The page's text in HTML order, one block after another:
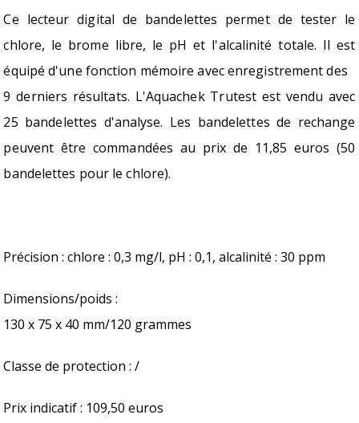
Ce lecteur digital de bandelettes permet de tester le
chlore, le brome libre, le pH et l'alcalinité totale. Il est
équipé d'une fonction mémoire avec enregistrement des
9 derniers résultats. L'Aquachek Trutest est vendu avec
25 bandelettes d'analyse. Les bandelettes de rechange
peuvent être commandées au prix de 11,85 euros (50
bandelettes pour le chlore).
Précision : chlore : 0,3 mg/l, pH : 0,1, alcalinité : 30 ppm
Dimensions/poids :
130 x 75 x 40 mm/120 grammes
Classe de protection : /
Prix indicatif : 109,50 euros